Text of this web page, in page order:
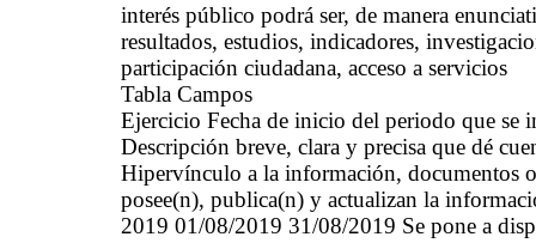
interés público podrá ser, de manera
resultados, estudios, indicadores,
participación ciudadana, acceso a servicios
Tabla Campos
Ejercicio Fecha de inicio del periodo que se
Descripción breve, clara y precisa que dé
Hipervínculo a la información, documentos
posee(n), publica(n) y actualizan la
2019 01/08/2019 31/08/2019 Se pone a